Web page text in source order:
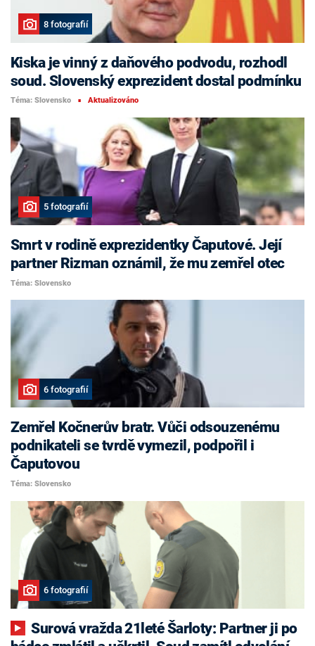
8 fotografií
Kiska je vinný z daňového podvodu, rozhodl
soud. Slovenský exprezident dostal podmínku
Téma: Slovensko ■ Aktualizováno
5 fotografií
Smrt v rodině exprezidentky Čaputové. Její
partner Rizman oznámil, že mu zemřel otec
Téma: Slovensko
6 fotografií
Zemřel Kočnerův bratr. Vůči odsouzenému
podnikateli se tvrdě vymezil, podpořil i
Čaputovou
Téma: Slovensko
6 fotografií
Surová vražda 21leté Šarloty: Partner ji po